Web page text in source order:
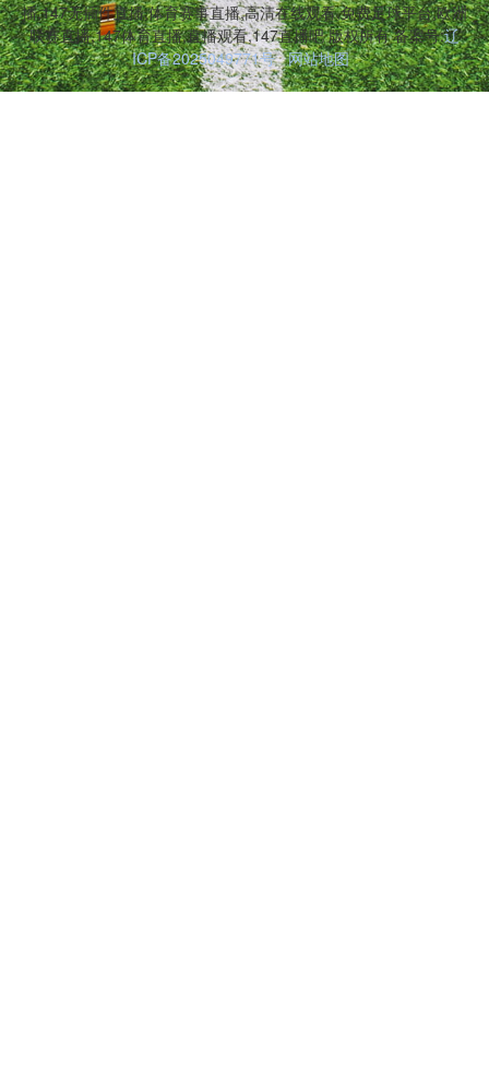
播,147无插件直播,体育赛事直播,高清在线观看,免费足球平台,欧洲
联赛直播,147体育直播,直播观看,147直播吧 版权所有 备案号:辽
ICP备2025049771号 网站地图